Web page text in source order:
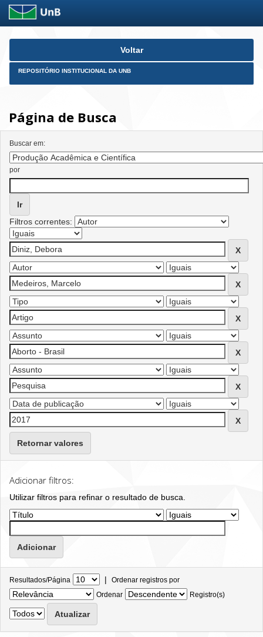
Skip
Voltar
REPOSITÓRIO INSTITUCIONAL DA UNB
Página de Busca
Buscar em:
por
Filtros correntes:
Retornar valores
Adicionar filtros:
Utilizar filtros para refinar o resultado de busca.
Resultados/Página | Ordenar registros por
Ordenar
Registro(s)